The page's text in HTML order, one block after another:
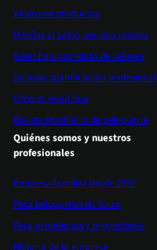
Vídeos de productos
Diseñar el salón por uno mismo
Guía: Equipamiento de salones
Solicitar planificación profesional
Ofrecer Head Spa
Revista Mobiliario de peluquería
Quiénes somos y nuestros
profesionales
Empresa familiar desde 1970
Para peluqueros en Suiza
Para arquitectos y proyectistas
Historia de la empresa